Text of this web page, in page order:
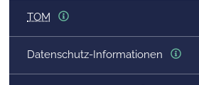
TOM
Datenschutz-Informationen